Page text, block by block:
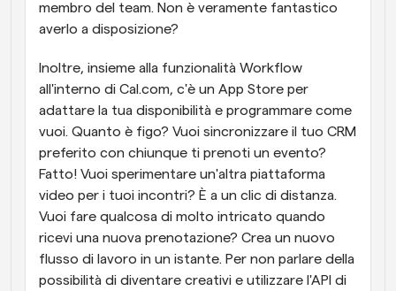
membro del team. Non è veramente fantastico
averlo a disposizione?
Inoltre, insieme alla funzionalità Workflow
all'interno di Cal.com, c'è un App Store per
adattare la tua disponibilità e programmare come
vuoi. Quanto è figo? Vuoi sincronizzare il tuo CRM
preferito con chiunque ti prenoti un evento?
Fatto! Vuoi sperimentare un'altra piattaforma
video per i tuoi incontri? È a un clic di distanza.
Vuoi fare qualcosa di molto intricato quando
ricevi una nuova prenotazione? Crea un nuovo
flusso di lavoro in un istante. Per non parlare della
possibilità di diventare creativi e utilizzare l'API di